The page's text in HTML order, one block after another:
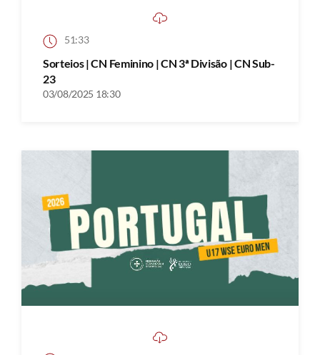
51:33
Sorteios | CN Feminino | CN 3ª Divisão | CN Sub-
23
03/08/2025 18:30